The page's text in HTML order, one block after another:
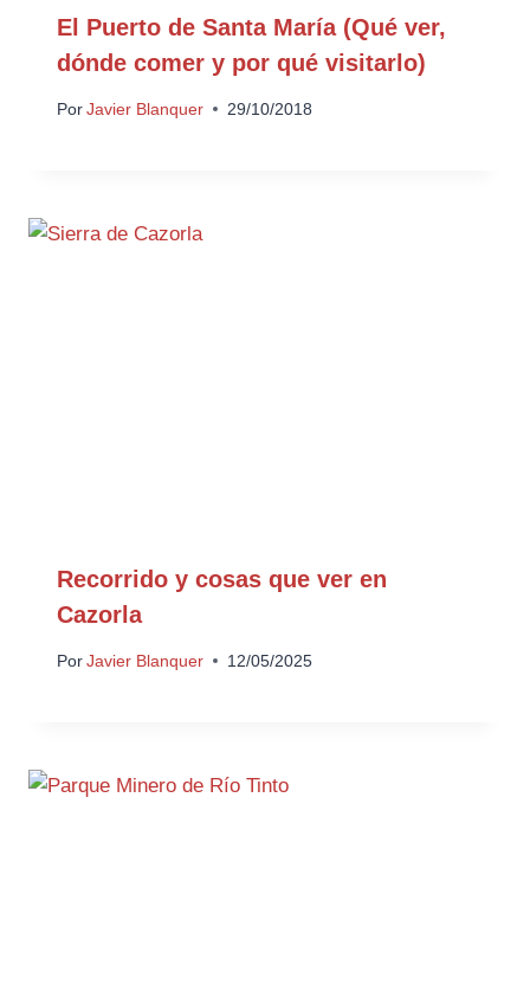
El Puerto de Santa María (Qué ver,
dónde comer y por qué visitarlo)
Por Javier Blanquer 29/10/2018
Recorrido y cosas que ver en
Cazorla
Por Javier Blanquer 12/05/2025